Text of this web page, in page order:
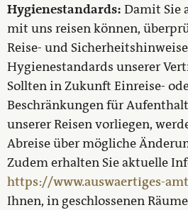
Hygienestandards: Damit Sie
mit uns reisen können,
Reise- und
Hygienestandards unserer
Sollten in Zukunft Einreise-
Beschränkungen für
unserer Reisen vorliegen,
Abreise über mögliche
Zudem erhalten Sie aktuelle
https://www.auswaertiges-
Ihnen, in geschlossenen